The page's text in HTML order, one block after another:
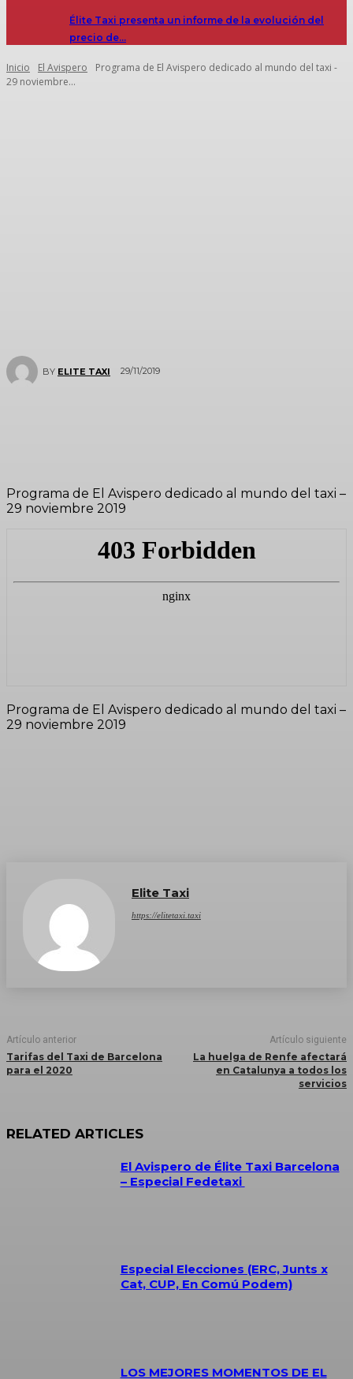
Élite Taxi presenta un informe de la evolución del
precio de…
Inicio El Avispero
Programa de El Avispero dedicado al mundo del taxi -
29 noviembre...
BY ELITE TAXI 29/11/2019
Programa de El Avispero dedicado al mundo del taxi –
29 noviembre 2019
Programa de El Avispero dedicado al mundo del taxi –
29 noviembre 2019
Elite Taxi
https://elitetaxi.taxi
Artículo anterior
Tarifas del Taxi de Barcelona
para el 2020
Artículo siguiente
La huelga de Renfe afectará
en Catalunya a todos los
servicios
RELATED ARTICLES
El Avispero de Élite Taxi Barcelona
– Especial Fedetaxi
Especial Elecciones (ERC, Junts x
Cat, CUP, En Comú Podem)
LOS MEJORES MOMENTOS DE EL